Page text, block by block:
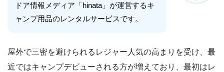
ドア情報メディア「hinata」が運営するキ
ャンプ用品のレンタルサービスです。
屋外で三密を避けられるレジャー人気の高まりを受け、最
近ではキャンプデビューされる方が増えており、最初はレ